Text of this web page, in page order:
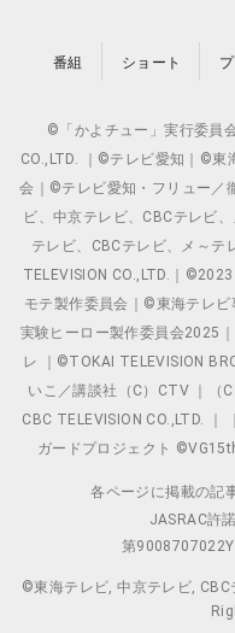
番組 ショート
©「かよチュー」実行委員
CO.,LTD. ｜©テレビ愛知｜©
会｜©テレビ愛知・フリュー／
ビ、中京テレビ、CBCテレビ
テレビ、CBCテレビ、メ～
TELEVISION CO.,LTD.｜
モテ製作委員会｜©東海テレ
実験ヒーロー製作委員会2025
レ ｜©TOKAI TELEVISION
いこ／講談社（C）CTV ｜（
CBC TELEVISION CO.,LTD.
ガードプロジェクト
各ページに掲載の記
JASRAC許
第
©東海テレビ, 中京テレビ, CBC